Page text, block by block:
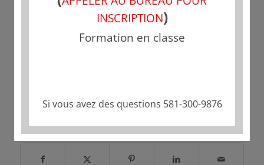
Partager cette publication
INSCRIPTION)
Formation en classe
Si vous avez des questions 581-300-9876